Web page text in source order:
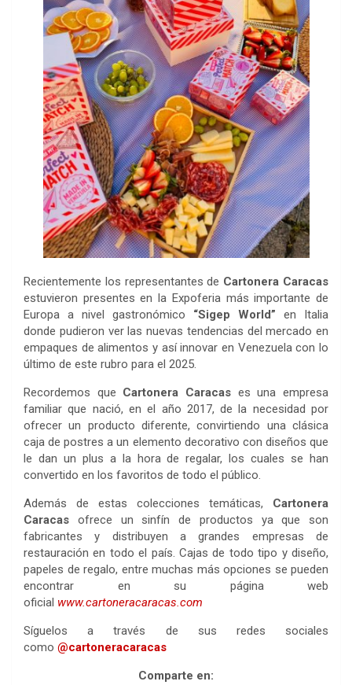
Recientemente los representantes de Cartonera Caracas
estuvieron presentes en la Expoferia más importante de
Europa a nivel gastronómico “Sigep World” en Italia
donde pudieron ver las nuevas tendencias del mercado en
empaques de alimentos y así innovar en Venezuela con lo
último de este rubro para el 2025.
Recordemos que Cartonera Caracas es una empresa
familiar que nació, en el año 2017, de la necesidad por
ofrecer un producto diferente, convirtiendo una clásica
caja de postres a un elemento decorativo con diseños que
le dan un plus a la hora de regalar, los cuales se han
convertido en los favoritos de todo el público.
Además de estas colecciones temáticas, Cartonera
Caracas ofrece un sinfín de productos ya que son
fabricantes y distribuyen a grandes empresas de
restauración en todo el país. Cajas de todo tipo y diseño,
papeles de regalo, entre muchas más opciones se pueden
encontrar en su página web
oficial www.cartoneracaracas.com
Síguelos a través de sus redes sociales
como @cartoneracaracas
Comparte en: